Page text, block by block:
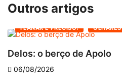
Outros artigos
FLANAR É PRECISO! OLHARES
Delos: o berço de Apolo
06/08/2026